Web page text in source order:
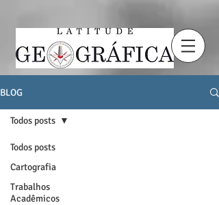
BLOG
Todos posts
Cartografia
Trabalhos
Acadêmicos
Todos posts